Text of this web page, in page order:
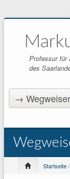
Professur für
des
Startseite/